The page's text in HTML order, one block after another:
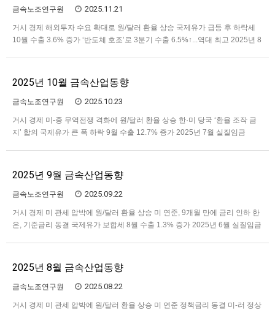
금속노조연구원 2025.11.21
거시 경제 해외투자 수요 확대로 원/달러 환율 상승 국제유가 급등 후 하락세
10월 수출 3.6% 증가 ‘반도체 호조’로 3분기 수출 6.5%↑...역대 최고 2025년 8
가장 많은 …
2025년 10월 금속산업동향
금속노조연구원 2025.10.23
거시 경제 미-중 무역전쟁 격화에 원/달러 환율 상승 한·미 당국 ‘환율 조작 금
지’ 합의 국제유가 큰 폭 하락 9월 수출 12.7% 증가 2025년 7월 실질임금
과 삼성, 5년간 대미 …
2025년 9월 금속산업동향
금속노조연구원 2025.09.22
거시 경제 미 관세 압박에 원/달러 환율 상승 미 연준, 9개월 만에 금리 인하 한
은, 기준금리 동결 국제유가 보합세 8월 수출 1.3% 증가 2025년 6월 실질임금
소비자물가 2.1%↑…
2025년 8월 금속산업동향
금속노조연구원 2025.08.22
거시 경제 미 관세 압박에 원/달러 환율 상승 미 연준 정책금리 동결 미-러 정상